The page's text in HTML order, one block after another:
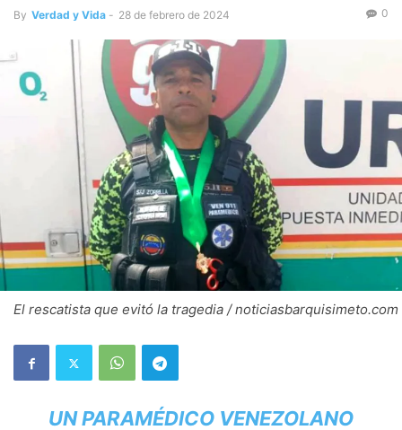
By Verdad y Vida - 28 de febrero de 2024 0
El rescatista que evitó la tragedia / noticiasbarquisimeto.com
UN PARAMÉDICO VENEZOLANO